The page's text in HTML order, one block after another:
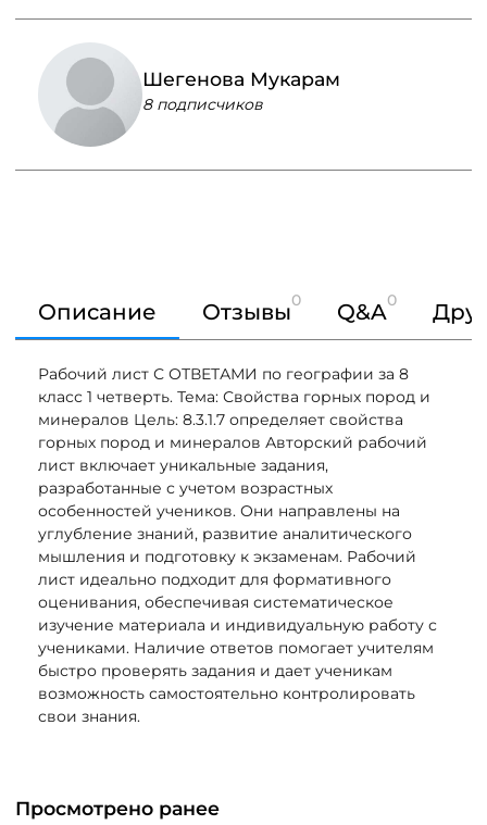
Шегенова Мукарам
8 подписчиков
Описание Отзывы0 Q&A0
Рабочий лист С ОТВЕТАМИ по географии за 8
класс 1 четверть. Тема: Свойства горных пород и
минералов Цель: 8.3.1.7 определяет свойства
горных пород и минералов Авторский рабочий
лист включает уникальные задания,
разработанные с учетом возрастных
особенностей учеников. Они направлены на
углубление знаний, развитие аналитического
мышления и подготовку к экзаменам. Рабочий
лист идеально подходит для формативного
оценивания, обеспечивая систематическое
изучение материала и индивидуальную работу с
учениками. Наличие ответов помогает учителям
быстро проверять задания и дает ученикам
возможность самостоятельно контролировать
свои знания.
Просмотрено ранее